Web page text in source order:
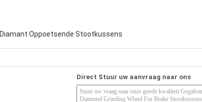
Diamant Oppoetsende Stootkussens
Direct Stuur uw aanvraag naar ons